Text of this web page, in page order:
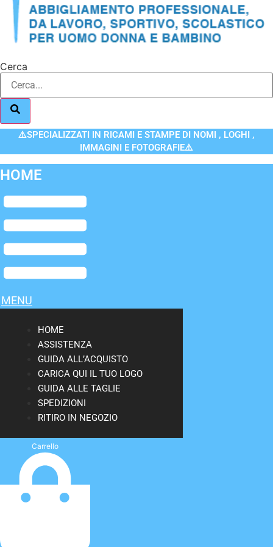
Cerca
⚠️SPECIALIZZATI IN RICAMI E STAMPE DI NOMI , LOGHI ,
IMMAGINI E FOTOGRAFIE⚠️
HOME
Flyout
Menu
MENU
HOME
ASSISTENZA
GUIDA ALL’ACQUISTO
CARICA QUI IL TUO LOGO
GUIDA ALLE TAGLIE
SPEDIZIONI
RITIRO IN NEGOZIO
Carrello